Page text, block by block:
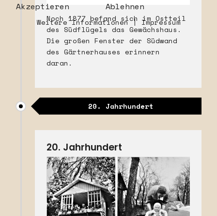
Noch 1877 befand sich im Ostteil
des Südflügels das Gewächshaus.
Die großen Fenster der Südwand
des Gärtnerhauses erinnern
daran.
20. Jahrhundert
20. Jahrhundert
Akzeptieren Ablehnen
Weitere Informationen| Impressum